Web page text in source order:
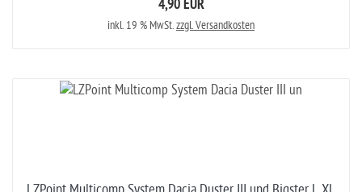
4,90 EUR
inkl. 19 % MwSt.zzgl. Versandkosten